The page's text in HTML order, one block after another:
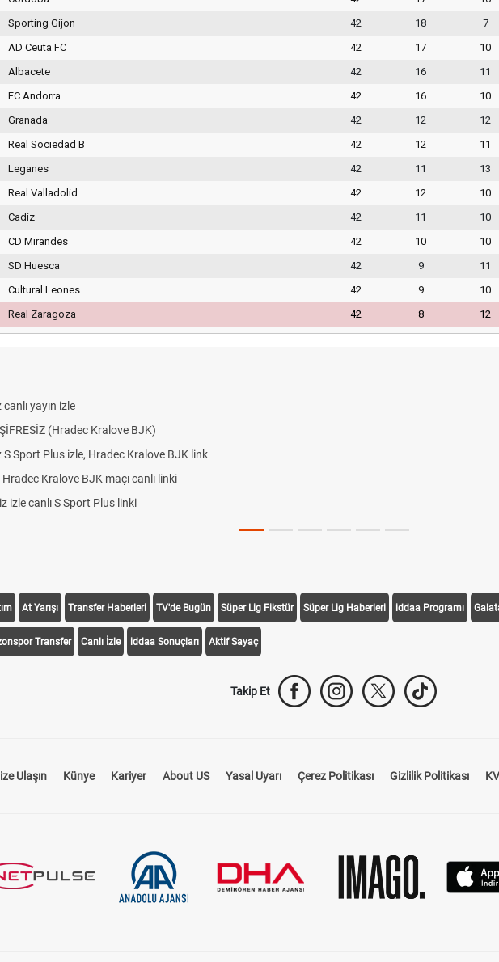
Sporting Gijon 42 18 7
AD Ceuta FC 42 17 10
Albacete 42 16 11
FC Andorra 42 16 10
Granada 42 12 12
Real Sociedad B 42 12 11
Leganes 42 11 13
Real Valladolid 42 12 10
Cadiz 42 11 10
CD Mirandes 42 10 10
SD Huesca 42 9 11
Cultural Leones 42 9 10
Real Zaragoza 42 8 12
yayın izle
(Hradec Kralove BJK)
Sport Plus izle, Hradec Kralove BJK link
Kralove BJK maçı canlı linki
izle canlı S Sport Plus linki
At Yarışı Transfer Haberleri TV'de Bugün Süper Lig Fikstür Süper Lig Haberleri iddaa Programı
Transfer Canlı İzle iddaa Sonuçları Aktif Sayaç
Takip Et
Ulaşın Künye Kariyer About US Yasal Uyarı Çerez Politikası Gizlilik Politikası